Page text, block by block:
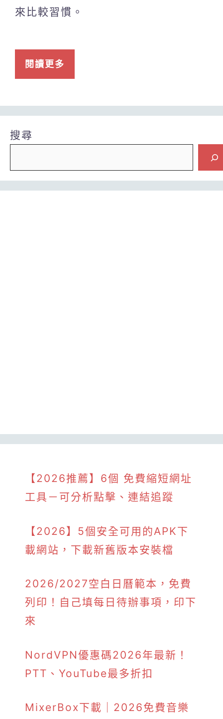
來比較習慣。
閱讀更多
搜尋
【2026推薦】6個 免費縮短網址
工具－可分析點擊、連結追蹤
【2026】5個安全可用的APK下
載網站，下載新舊版本安裝檔
2026/2027空白日曆範本，免費
列印！自己填每日待辦事項，印下
來
NordVPN優惠碼2026年最新！
PTT、YouTube最多折扣
MixerBox下載｜2026免費音樂